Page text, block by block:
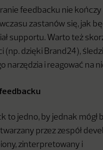
feedbacku nie kończy
zastanów się, jak
supportu. Warto też
(np. dzięki Brand24),
narzędzia i reagować na
to jedno, by jednak mógł
przez zespół
zinterpretowany i